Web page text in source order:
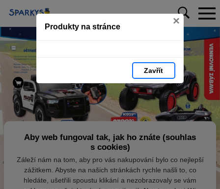
Produkty na stránce ×
Zavřít
Aby web fungoval tak, jak ho znáte (souhlas
s cookies)
Záleží nám na tom, aby pro vás nakupování bylo co nejlepší
zážitkem. Abyste na našich stránkách rychle našli to, co
hledáte, ušetřili spoustu klikání a nezobrazovaly se vám